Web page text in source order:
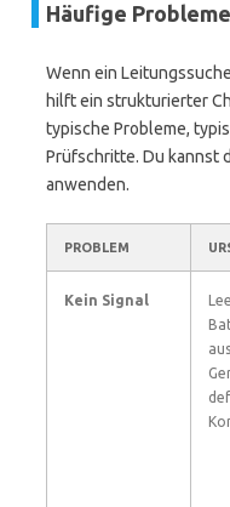
Häufige
Wenn ein
hilft ein strukturierter
typische Probleme,
Prüfschritte. Du kannst
anwenden.
PROBLEM
Kein Signal